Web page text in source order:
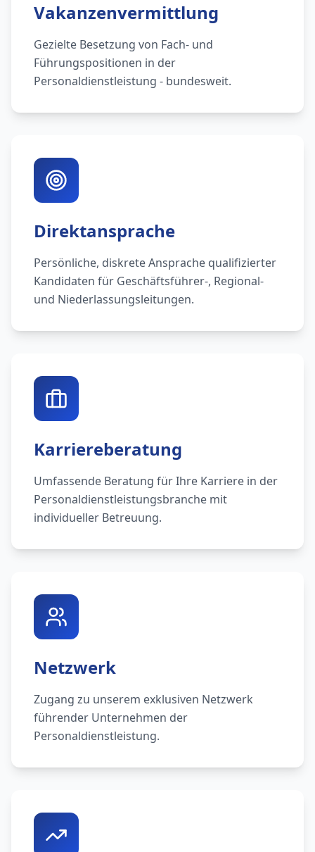
Vakanzenvermittlung
Gezielte Besetzung von Fach- und
Führungspositionen in der
Personaldienstleistung - bundesweit.
Direktansprache
Persönliche, diskrete Ansprache qualifizierter
Kandidaten für Geschäftsführer-, Regional-
und Niederlassungsleitungen.
Karriereberatung
Umfassende Beratung für Ihre Karriere in der
Personaldienstleistungsbranche mit
individueller Betreuung.
Netzwerk
Zugang zu unserem exklusiven Netzwerk
führender Unternehmen der
Personaldienstleistung.